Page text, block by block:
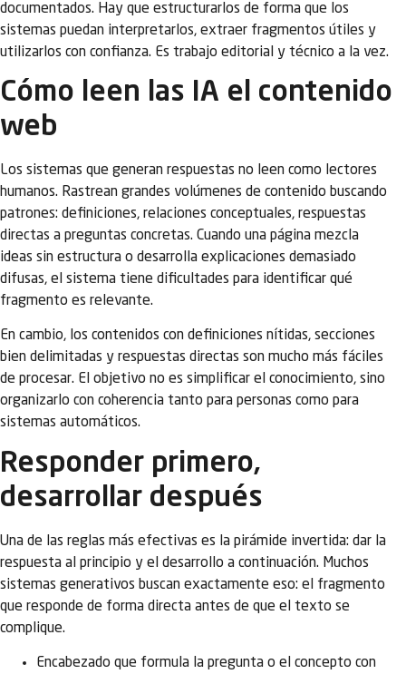
documentados. Hay que estructurarlos de forma que los
sistemas puedan interpretarlos, extraer fragmentos útiles y
utilizarlos con confianza. Es trabajo editorial y técnico a la vez.
Cómo leen las IA el contenido
web
Los sistemas que generan respuestas no leen como lectores
humanos. Rastrean grandes volúmenes de contenido buscando
patrones: definiciones, relaciones conceptuales, respuestas
directas a preguntas concretas. Cuando una página mezcla
ideas sin estructura o desarrolla explicaciones demasiado
difusas, el sistema tiene dificultades para identificar qué
fragmento es relevante.
En cambio, los contenidos con definiciones nítidas, secciones
bien delimitadas y respuestas directas son mucho más fáciles
de procesar. El objetivo no es simplificar el conocimiento, sino
organizarlo con coherencia tanto para personas como para
sistemas automáticos.
Responder primero,
desarrollar después
Una de las reglas más efectivas es la pirámide invertida: dar la
respuesta al principio y el desarrollo a continuación. Muchos
sistemas generativos buscan exactamente eso: el fragmento
que responde de forma directa antes de que el texto se
complique.
Encabezado que formula la pregunta o el concepto con